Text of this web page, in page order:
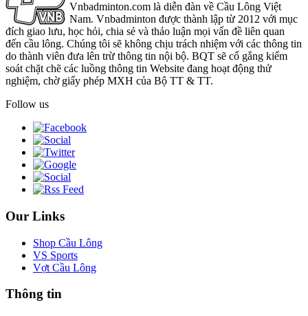
Vnbadminton.com là diễn đàn về Cầu Lông Việt
Nam. Vnbadminton được thành lập từ 2012 với mục
đích giao lưu, học hỏi, chia sẻ và thảo luận mọi vấn đề liên quan
đến cầu lông. Chúng tôi sẽ không chịu trách nhiệm với các thông tin
do thành viên đưa lên trừ thông tin nội bộ. BQT sẽ cố gắng kiểm
soát chặt chẽ các luồng thông tin Website đang hoạt động thử
nghiệm, chờ giấy phép MXH của Bộ TT & TT.
Follow us
Our Links
Shop Cầu Lông
VS Sports
Vợt Cầu Lông
Thông tin